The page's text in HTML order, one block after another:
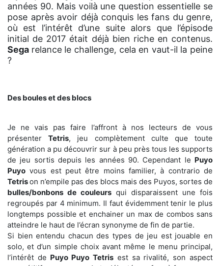
années 90. Mais voilà une question essentielle se
pose après avoir déjà conquis les fans du genre,
où est l’intérêt d’une suite alors que l’épisode
initial de 2017 était déjà bien riche en contenus.
Sega relance le challenge, cela en vaut-il la peine
?
Des boules et des blocs
Je ne vais pas faire l’affront à nos lecteurs de vous
présenterTetris, jeu complètement culte que toute
génération a pu découvrir sur à peu près tous les supports
de jeu sortis depuis les années 90. Cependant le Puyo
Puyo vous est peut être moins familier, à contrario de
Tetrison n’empile pas des blocs mais des Puyos, sortes de
bulles/bonbons de couleurs qui disparaissent une fois
regroupés par 4 minimum. Il faut évidemment tenir le plus
longtemps possible et enchainer un max de combos sans
atteindre le haut de l’écran synonyme de fin de partie.
Si bien entendu chacun des types de jeu est jouable en
solo, et d’un simple choix avant même le menu principal,
l’intérêt de Puyo Puyo Tetris est sa rivalité, son aspect